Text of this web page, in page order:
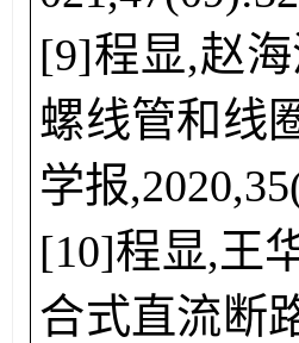
[9]程显,赵
螺线管和线
学报
[10]程显,王
合式直流断